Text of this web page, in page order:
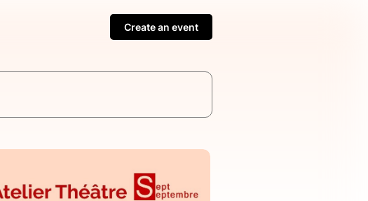
Create an event